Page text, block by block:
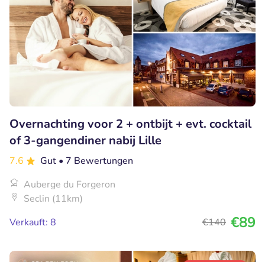
Overnachting voor 2 + ontbijt + evt. cocktail
of 3-gangendiner nabij Lille
7.6 Gut • 7 Bewertungen
Auberge du Forgeron
Seclin (11km)
Verkauft: 8
€140 €89